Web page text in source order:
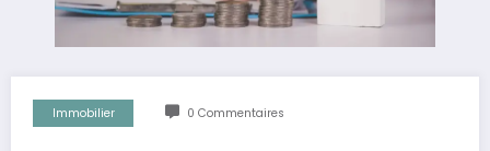
Immobilier 0 Commentaires